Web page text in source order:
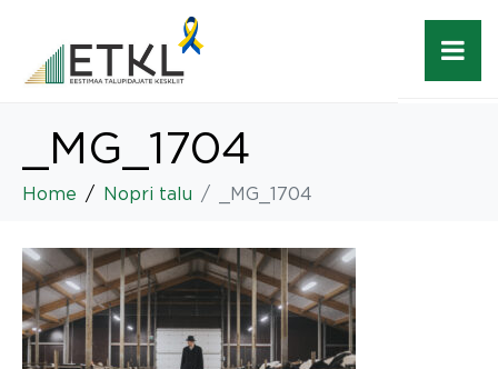
_MG_1704
Home Nopri talu _MG_1704